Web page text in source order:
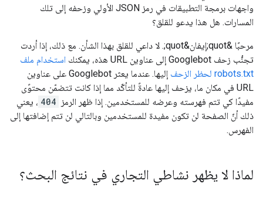
واجهات برمجة التطبيقات في رمز JSON الأولي وزحفه إلى تلك
المسارات. هل هذا يدعو للقلق؟
مرحبًا &quot;إيفان&quot;. لا داعي للقلق بهذا الشأن. مع ذلك، إذا أردت
تجنُّب زحف Googlebot إلى عناوين URL هذه، يمكنك
استخدام ملف
robots.txt لحظر الزحف
إليها. عندما يعثر Googlebot على عناوين
URL في مكان ما، يزحف إليها عادةً للتأكّد مما إذا كانت تتضمّن محتوًى
مفيدًا كي تتم فهرسته وعرضه للمستخدمين. إذا ظهر الرمز 404 ، يعني
ذلك أنّ الصفحة لن تكون مفيدة للمستخدمين وبالتالي لن تتم إضافتها إلى
الفهرس.
لماذا لا يظهر نشاطي التجاري في نتائج البحث؟